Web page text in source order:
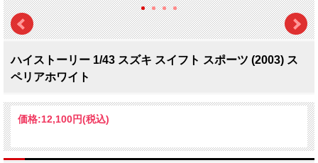
ハイストーリー 1/43 スズキ スイフト スポーツ (2003) ス
ペリアホワイト
価格:12,100円(税込)